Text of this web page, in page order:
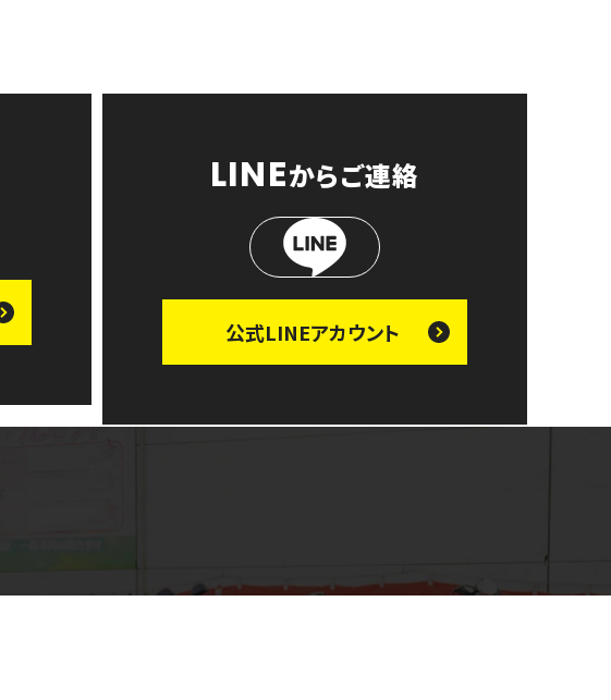
LINEからご連絡
公式LINEアカウント